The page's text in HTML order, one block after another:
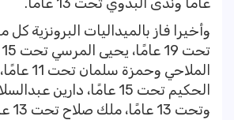
وأخيرا فاز بالميداليات البرونزية
الملاحي